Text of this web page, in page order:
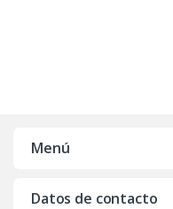
Menú
Datos de contacto